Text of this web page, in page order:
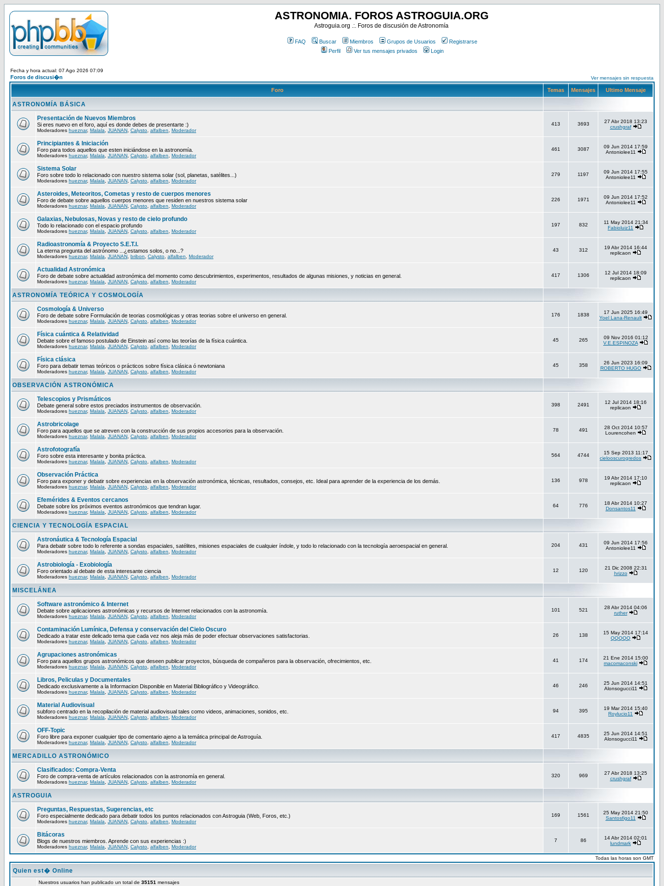
ASTRONOMIA. FOROS ASTROGUIA.ORG
Astroguia.org .:. Foros de discusión de Astronomía
FAQ Buscar Miembros Grupos de Usuarios
Registrarse
Perfil
Ver tus mensajes privados Login
Fecha y hora actual: 07 Ago 2026 07:09
Foros de discusi�n Ver mensajes sin respuesta
Foro Temas Mensajes Ultimo Mensaje
ASTRONOMÍA BÁSICA
Presentación de Nuevos Miembros
Si eres nuevo en el foro, aquí es donde debes de presentarte :)
Moderadores hueznar, Malala JUANAN Calysto alfalben Moderador
413 3693
27 Abr 2018 13:23
crushgraf
Principiantes & Iniciación
Foro para todos aquellos que esten iniciándose en la astronomía.
Moderadores hueznar, Malala JUANAN Calysto alfalben Moderador
461 3087
09 Jun 2014 17:59
Antoniolee11
Sistema Solar
Foro sobre todo lo relacionado con nuestro sistema solar (sol, planetas, satélites...)
Moderadores hueznar, Malala JUANAN Calysto alfalben Moderador
279 1197
09 Jun 2014 17:55
Antoniolee11
Asteroides, Meteoritos, Cometas y resto de cuerpos menores
Foro de debate sobre aquellos cuerpos menores que residen en nuestros sistema solar
Moderadores hueznar, Malala JUANAN Calysto alfalben Moderador
226 1971
09 Jun 2014 17:52
Antoniolee11
Galaxias, Nebulosas, Novas y resto de cielo profundo
Todo lo relacionado con el espacio profundo
Moderadores hueznar, Malala JUANAN Calysto alfalben Moderador
197 832
11 May 2014 21:34
Fabioluiz11
Radioastronomía & Proyecto S.E.T.I.
La eterna pregunta del astrónomo ...¿estamos solos, o no...?
Moderadores hueznar, Malala JUANAN bribon Calysto alfalben Moderador
43 312
19 Abr 2014 16:44
replicaon
Actualidad Astronómica
Foro de debate sobre actualidad astronómica del momento como descubrimientos, experimentos, resultados de algunas misiones, y noticias en general.
Moderadores hueznar, Malala JUANAN Calysto alfalben Moderador
417 1306
12 Jul 2014 18:09
replicaon
ASTRONOMÍA TEÓRICA Y COSMOLOGÍA
Cosmología & Universo
Foro de debate sobre Formulación de teorias cosmológicas y otras teorias sobre el universo en general.
Moderadores hueznar, Malala JUANAN Calysto alfalben Moderador
176 1838
17 Jun 2025 16:49
Yoel Lana-Renault
Física cuántica & Relatividad
Debate sobre el famoso postulado de Einstein así como las teorías de la física cuántica.
Moderadores hueznar, Malala JUANAN Calysto alfalben Moderador
45 265
09 Nov 2016 01:12
V.E.ESPINOZA
Física clásica
Foro para debatir temas teóricos o prácticos sobre física clásica ó newtoniana
Moderadores hueznar, Malala JUANAN Calysto alfalben Moderador
45 358
26 Jun 2023 16:09
ROBERTO HUGO
OBSERVACIÓN ASTRONÓMICA
Telescopios y Prismáticos
Debate general sobre estos preciados instrumentos de observación.
Moderadores hueznar, Malala JUANAN Calysto alfalben Moderador
398 2491
12 Jul 2014 18:16
replicaon
Astrobricolage
Foro para aquellos que se atreven con la construcción de sus propios accesorios para la observación.
Moderadores hueznar, Malala JUANAN Calysto alfalben Moderador
78 491
28 Oct 2014 10:57
Lourencohen
Astrofotografía
Foro sobre esta interesante y bonita práctica.
Moderadores hueznar, Malala JUANAN Calysto alfalben Moderador
564 4744
15 Sep 2013 11:17
cielooscurogredos
Observación Práctica
Foro para exponer y debatir sobre experiencias en la observación astronómica, técnicas, resultados, consejos, etc. Ideal para aprender de la experiencia de los demás.
Moderadores hueznar, Malala JUANAN Calysto alfalben Moderador
136 978
19 Abr 2014 17:10
replicaon
Efemérides & Eventos cercanos
Debate sobre los próximos eventos astronómicos que tendran lugar.
Moderadores hueznar, Malala JUANAN Calysto alfalben Moderador
64 776
18 Abr 2014 10:27
Donsantos11
CIENCIA Y TECNOLOGÍA ESPACIAL
Astronáutica & Tecnología Espacial
Para debatir sobre todo lo referente a sondas espaciales, satélites, misiones espaciales de cualquier índole, y todo lo relacionado con la tecnología aeroespacial en general.
Moderadores hueznar, Malala JUANAN Calysto alfalben Moderador
204 431
09 Jun 2014 17:56
Antoniolee11
Astrobiología - Exobiología
Foro orientado al debate de esta interesante ciencia
Moderadores hueznar, Malala JUANAN Calysto alfalben Moderador
12 120
21 Dic 2008 22:31
hrizzo
MISCELÁNEA
Software astronómico & Internet
Debate sobre aplicaciones astronómicas y recursos de Internet relacionados con la astronomía.
Moderadores hueznar, Malala JUANAN Calysto alfalben Moderador
101 521
28 Abr 2014 04:06
ruther
Contaminación Lumínica, Defensa y conservación del Cielo Oscuro
Dedicado a tratar este delicado tema que cada vez nos aleja más de poder efectuar observaciones satisfactorias.
Moderadores hueznar, Malala JUANAN Calysto alfalben Moderador
26 138
15 May 2014 17:14
QQQQQ
Agrupaciones astronómicas
Foro para aquellos grupos astronómicos que deseen publicar proyectos, búsqueda de compañeros para la observación, ofrecimientos, etc.
Moderadores hueznar, Malala JUANAN Calysto alfalben Moderador
41 174
21 Ene 2014 15:00
macomaconski
Libros, Peliculas y Documentales
Dedicado exclusivamente a la Informacion Disponible en Material Bibliográfico y Videográfico.
Moderadores hueznar, Malala JUANAN Calysto alfalben Moderador
46 246
25 Jun 2014 14:51
Alonsogucci11
Material Audiovisual
subforo centrado en la recopilación de material audiovisual tales como videos, animaciones, sonidos, etc.
Moderadores hueznar, Malala JUANAN Calysto alfalben Moderador
94 395
19 Mar 2014 15:40
Roylucio11
OFF-Topic
Foro libre para exponer cualquier tipo de comentario ajeno a la temática principal de Astroguía.
Moderadores hueznar, Malala JUANAN Calysto alfalben Moderador
417 4835
25 Jun 2014 14:51
Alonsogucci11
MERCADILLO ASTRONÓMICO
Clasificados: Compra-Venta
Foro de compra-venta de artículos relacionados con la astronomía en general.
Moderadores hueznar, Malala JUANAN Calysto alfalben Moderador
320 969
27 Abr 2018 13:25
crushgraf
ASTROGUIA
Preguntas, Respuestas, Sugerencias, etc
Foro especialmente dedicado para debatir todos los puntos relacionados con Astroguia (Web, Foros, etc.)
Moderadores hueznar, Malala JUANAN Calysto alfalben Moderador
169 1561
25 May 2014 21:50
Santosfigo11
Bitácoras
Blogs de nuestros miembros. Aprende con sus experiencias :)
Moderadores hueznar, Malala JUANAN Calysto alfalben Moderador
7 86
14 Abr 2014 02:01
lundmark
Todas las horas son GMT
Quien est� Online
Nuestros usuarios han publicado un total de 35151 mensajes